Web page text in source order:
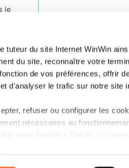
tuteur du site Internet WinWin
du site, reconnaître votre
de vos préférences, offrir
d'analyser le trafic sur notre site
refuser ou configurer les
nécessaires au
sous l’onglet « Détails » ci-
le